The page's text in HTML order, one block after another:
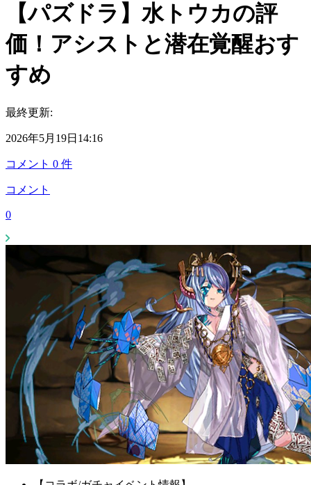
【パズドラ】水トウカの評
価！アシストと潜在覚醒おす
すめ
最終更新:
2026年5月19日14:16
コメント 0 件
コメント
0